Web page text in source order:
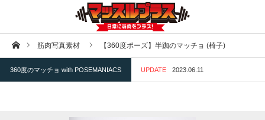
ホーム筋肉写真素材 【360度ポーズ】半跏のマッチョ (椅子)
360度のマッチョ with POSEMANIACS UPDATE 2023.06.11